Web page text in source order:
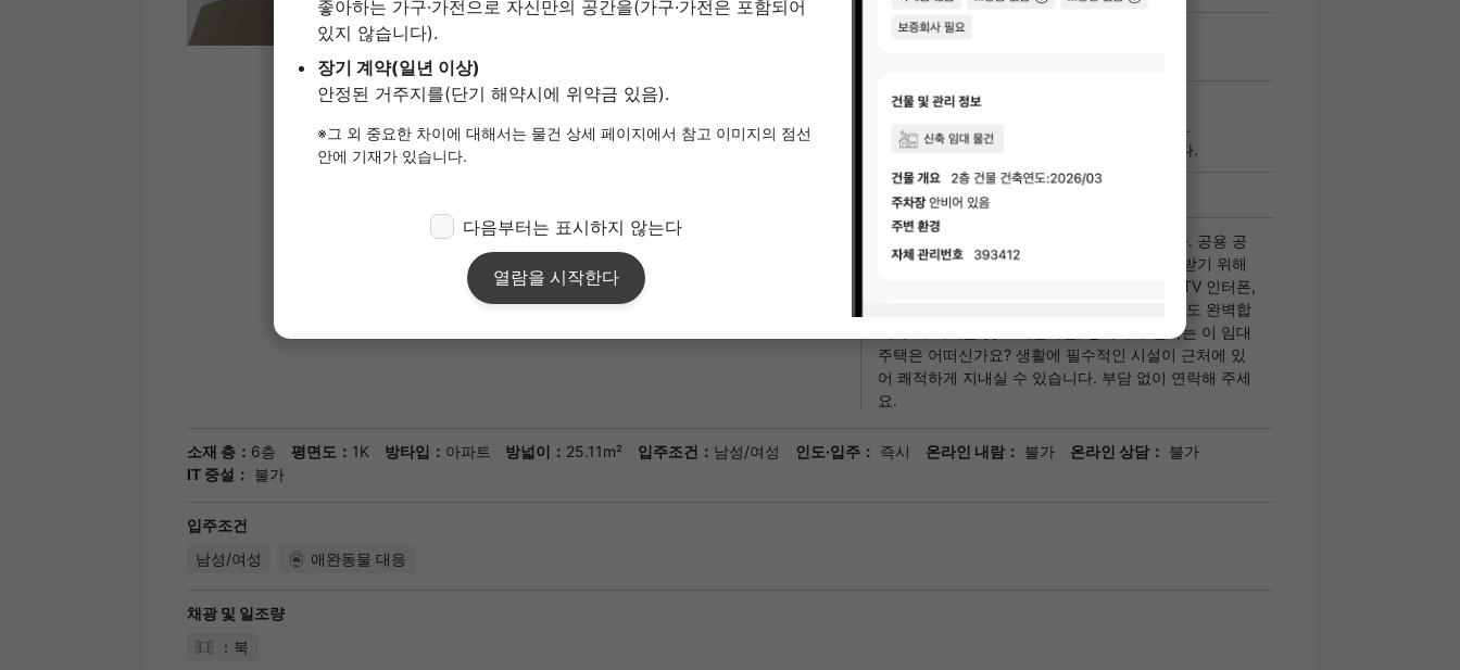
1
어림세
¥709,100
※）계약일이 월초 1일의 경우의 어림세입니다.
※）보증회사 관련 비용은 포함되지 않았습니다.
2년 0개월
세심한 배려가 가득한 프라우드 플랫 아사쿠사. 공용 공
간에는 택배 수취함이 설치되어 있어, 택배를 받기 위해
일찍 귀가할 필요가 없습니다. 보안 면에서는 TV 인터폰,
자동 잠금 장치 등이 잘 갖춰져 있어 방범 대책도 완벽합
니다. 주거지를 찾고 계신다면, 당사가 추천하는 이 임대
주택은 어떠신가요? 생활에 필수적인 시설이 근처에 있
어 쾌적하게 지내실 수 있습니다. 부담 없이 연락해 주세
요.
소재 층： 6층 평면도： 1K 방타입： 아파트 방넓이： 25.11m² 입주조건： 남성/여성 인도·입주： 즉시 온라인 내람： 불가 온라인 상담： 불가
IT 중설： 불가
입주조건
남성/여성
애완동물 대응
채광 및 일조량
：북